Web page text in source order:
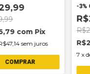
com Pix
sem juros
COMPRAR
-3%
7 x